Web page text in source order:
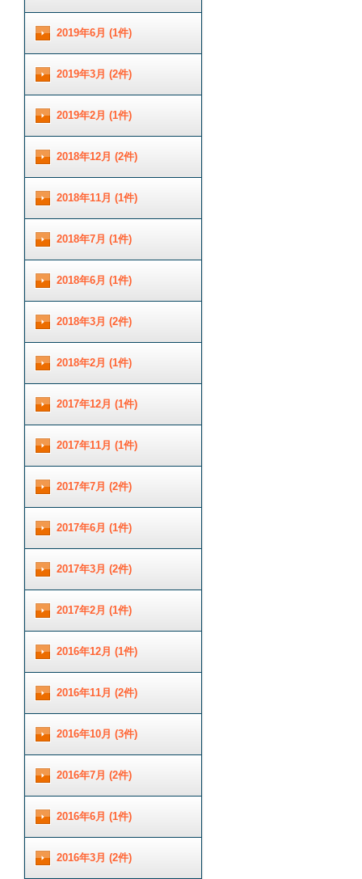
2019年6月 (1件)
2019年3月 (2件)
2019年2月 (1件)
2018年12月 (2件)
2018年11月 (1件)
2018年7月 (1件)
2018年6月 (1件)
2018年3月 (2件)
2018年2月 (1件)
2017年12月 (1件)
2017年11月 (1件)
2017年7月 (2件)
2017年6月 (1件)
2017年3月 (2件)
2017年2月 (1件)
2016年12月 (1件)
2016年11月 (2件)
2016年10月 (3件)
2016年7月 (2件)
2016年6月 (1件)
2016年3月 (2件)